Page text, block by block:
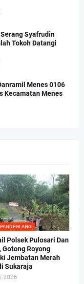
Syafrudin
Tokoh Datangi
Menes 0106
Kecamatan Menes
Polsek Pulosari Dan
Gotong Royong
Jembatan Merah
Sukaraja
2026